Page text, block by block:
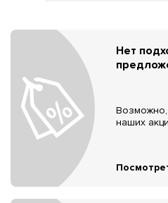
Нет
Возможно,
наших